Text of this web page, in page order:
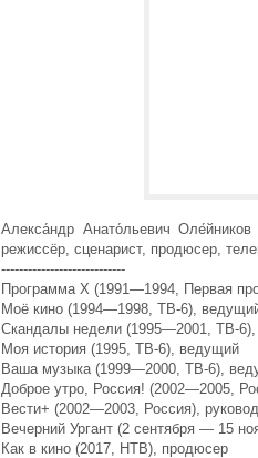
Алекса́ндр Анато́льевич
режиссёр, сценарист, продюсер,
----------------------------
Программа X (1991—1994, Первая
Моё кино (1994—1998, ТВ-6),
Скандалы недели (1995—2001, ТВ-
Моя история (1995, ТВ-6), ведущий
Ваша музыка (1999—2000, ТВ-6),
Доброе утро, Россия! (2002—2005,
Вести+ (2002—2003, Россия),
Вечерний Ургант (2 сентября — 15
Как в кино (2017, НТВ), продюсер